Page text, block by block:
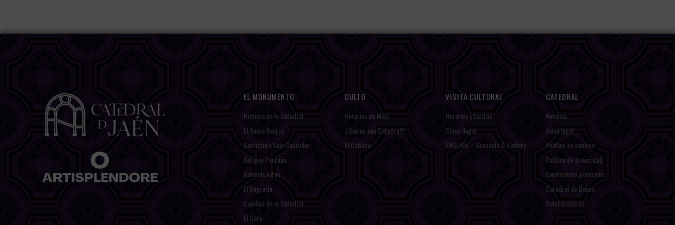
EL MONUMENTO
Historia de la Catedral
El Santo Rostro
Sacristía y Sala Capitular
Antiguo Panteón
Galerías Altas
El Sagrario
Capillas de la Catedral
El Coro
CULTO
Horarios de Misa
¿Qué es una Catedral?
El Cabildo
VISITA CULTURAL
Horarios y tarifas
Cómo llegar
ENGLISH – Schedule & Tickets
CATEDRAL
Noticias
Aviso legal
Política de cookies
Política de privacidad
Condiciones generales
Catedral de Baeza
Colaboradores